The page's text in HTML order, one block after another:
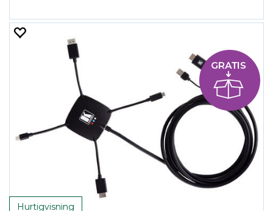
Hurtigvisning